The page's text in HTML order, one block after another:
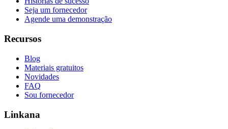
Seja um fornecedor
Agende uma demonstração
Recursos
Blog
Materiais gratuitos
Novidades
FAQ
Sou fornecedor
Linkana